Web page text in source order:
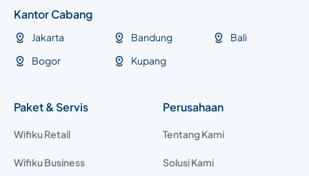
Kantor Cabang
Jakarta
Bogor
Bandung
Kupang
Bali
Paket & Servis
Wifiku Retail
Wifiku Business
Perusahaan
Tentang Kami
Solusi Kami